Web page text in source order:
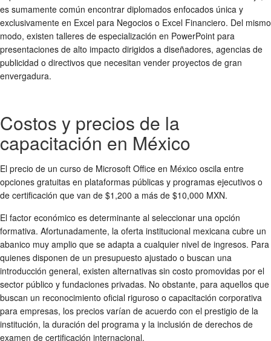
es sumamente común encontrar diplomados enfocados única y
exclusivamente en Excel para Negocios o Excel Financiero. Del mismo
modo, existen talleres de especialización en PowerPoint para
presentaciones de alto impacto dirigidos a diseñadores, agencias de
publicidad o directivos que necesitan vender proyectos de gran
envergadura.
Costos y precios de la
capacitación en México
El precio de un curso de Microsoft Office en México oscila entre
opciones gratuitas en plataformas públicas y programas ejecutivos o
de certificación que van de $1,200 a más de $10,000 MXN.
El factor económico es determinante al seleccionar una opción
formativa. Afortunadamente, la oferta institucional mexicana cubre un
abanico muy amplio que se adapta a cualquier nivel de ingresos. Para
quienes disponen de un presupuesto ajustado o buscan una
introducción general, existen alternativas sin costo promovidas por el
sector público y fundaciones privadas. No obstante, para aquellos que
buscan un reconocimiento oficial riguroso o capacitación corporativa
para empresas, los precios varían de acuerdo con el prestigio de la
institución, la duración del programa y la inclusión de derechos de
examen de certificación internacional.